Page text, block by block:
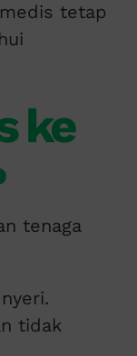
tetap
ke
tenaga
tidak